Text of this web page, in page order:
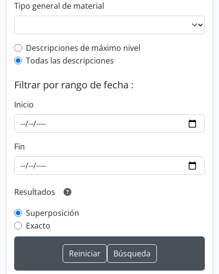
Tipo general de material
Top-level description filter
Descripciones de máximo nivel
Todas las descripciones
Filtrar por rango de fecha :
Inicio
Fin
Resultados
Superposición
Exacto